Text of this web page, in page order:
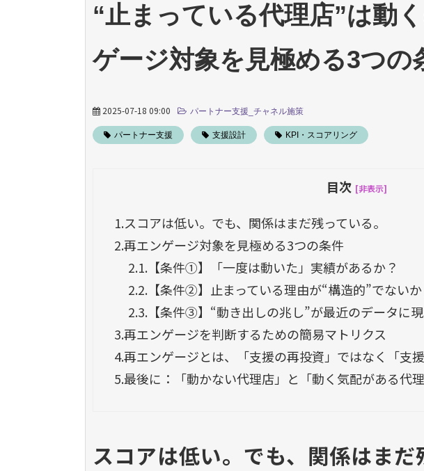
“止まっている代理店”は動
ゲージ対象を見極める3つの
2025-07-18 09:00 パートナー支援_チャネル施策
パートナー支援 支援設計 KPI・スコアリング
目次 [非表示]
1.スコアは低い。でも、関係はまだ残っている。
2.再エンゲージ対象を見極める3つの条件
2.1. 【条件①】「一度は動いた」実績があるか？
2.2. 【条件②】止まっている理由が“構造的”でないか
2.3. 【条件③】“動き出しの兆し”が最近のデータに
3.再エンゲージを判断するための簡易マトリクス
4.再エンゲージとは、「支援の再投資」ではなく「支
5.最後に：「動かない代理店」と「動く気配がある代
スコアは低い。でも、関係はまだ